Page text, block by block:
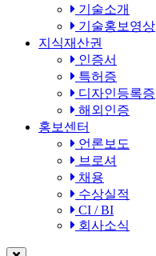
기술소개
기술홍보영상
지식재산권
인증서
특허증
디자인등록증
해외인증
홍보센터
언론보도
브로셔
채용
수상실적
CI / BI
회사소식